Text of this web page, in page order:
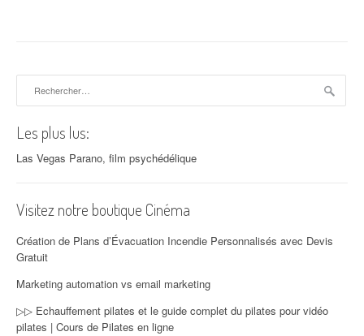
Les plus lus:
Las Vegas Parano, film psychédélique
Visitez notre boutique Cinéma
Création de Plans d’Évacuation Incendie Personnalisés avec Devis
Gratuit
Marketing automation vs email marketing
▷▷ Echauffement pilates et le guide complet du pilates pour vidéo
pilates | Cours de Pilates en ligne